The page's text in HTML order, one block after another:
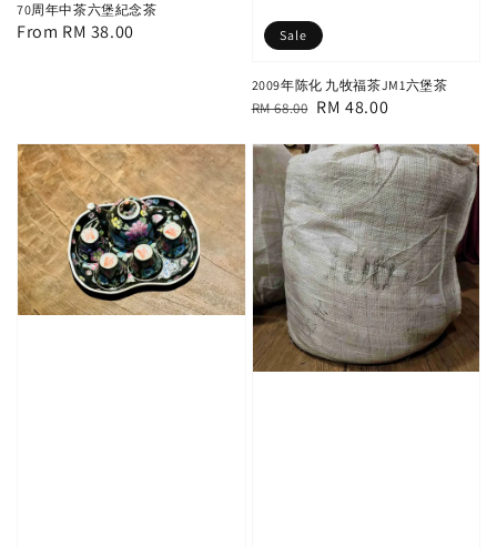
70周年中茶六堡紀念茶
Regular
From RM 38.00 Sale
2009年陈化 九牧福茶JM1六堡茶
Regular
RM 68.00 Sale
RM 48.00